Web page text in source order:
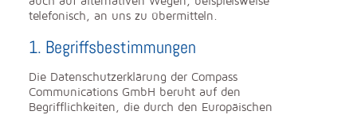
telefonisch, an uns zu übermitteln.
1. Begriffsbestimmungen
Die Datenschutzerklärung der Compass
Communications GmbH beruht auf den
Begrifflichkeiten, die durch den Europäischen